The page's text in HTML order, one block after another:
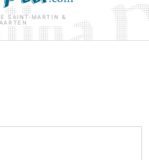
SAINT-MARTIN &